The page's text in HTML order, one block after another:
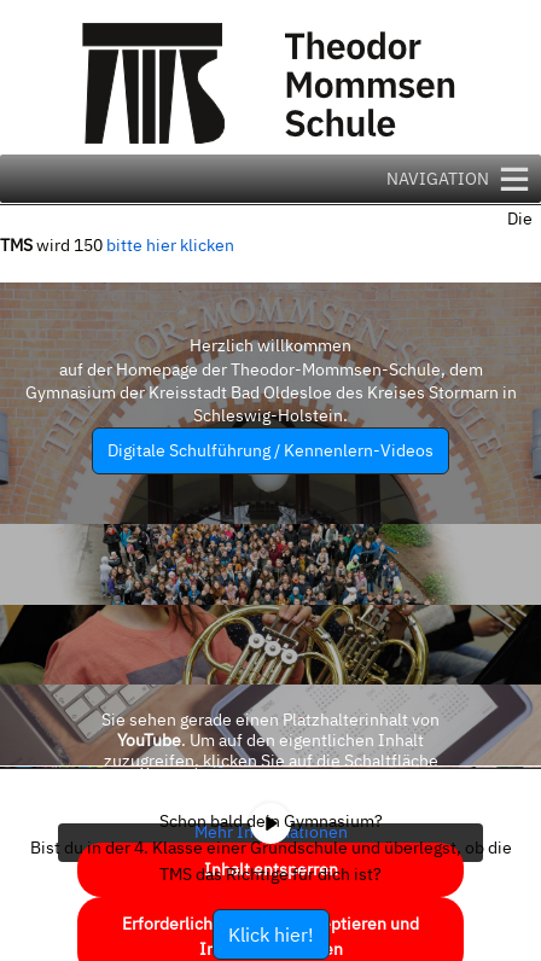
NAVIGATION
Die
TMSwird 150 bitte hier klicken
Herzlich willkommen
auf der Homepage der Theodor-Mommsen-Schule, dem
Gymnasium der Kreisstadt Bad Oldesloe des Kreises Stormarn in
Schleswig-Holstein.
Digitale Schulführung / Kennenlern-Videos
Sie sehen gerade einen Platzhalterinhalt von
YouTube. Um auf den eigentlichen Inhalt
zuzugreifen, klicken Sie auf die Schaltfläche
Mehr Informationen
Inhalt entsperren
Erforderlichen Service akzeptieren und
Inhalte entsperren
Schon bald dein Gymnasium?
Bist du in der 4. Klasse einer Grundschule und überlegst, ob die
TMS das Richtige für dich ist?
Klick hier!